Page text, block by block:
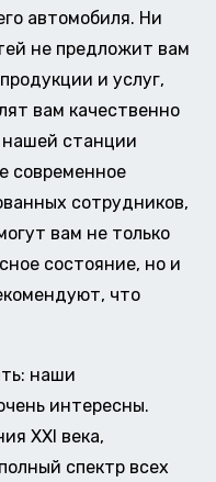
автомобиля. Ни
не предложит вам
и услуг,
вам качественно
нашей станции
современное
сотрудников,
вам не только
состояние, но и
что
наши
интересны.
XXI века,
спектр всех